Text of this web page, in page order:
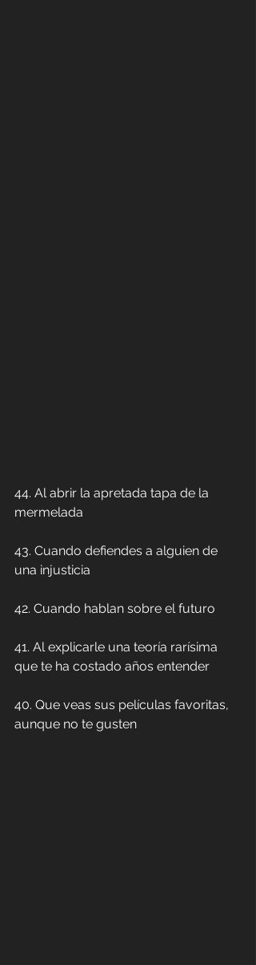
44. Al abrir la apretada tapa de la
mermelada
43. Cuando defiendes a alguien de
una injusticia
42. Cuando hablan sobre el futuro
41. Al explicarle una teoría rarísima
que te ha costado años entender
40. Que veas sus películas favoritas,
aunque no te gusten